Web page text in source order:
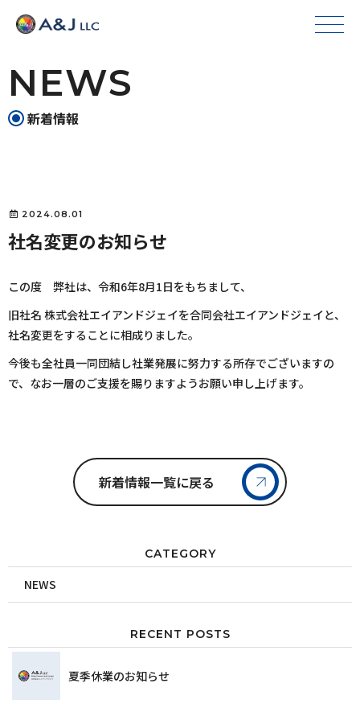
NEWS
新着情報
2024.08.01
社名変更のお知らせ
この度 弊社は、令和6年8月1日をもちまして、
旧社名 株式会社エイアンドジェイを合同会社エイアンドジェイと、
社名変更をすることに相成りました。
今後も全社員一同団結し社業発展に努力する所存でございますの
で、なお一層のご支援を賜りますようお願い申し上げます。
新着情報一覧に戻る
CATEGORY
NEWS
RECENT POSTS
夏季休業のお知らせ